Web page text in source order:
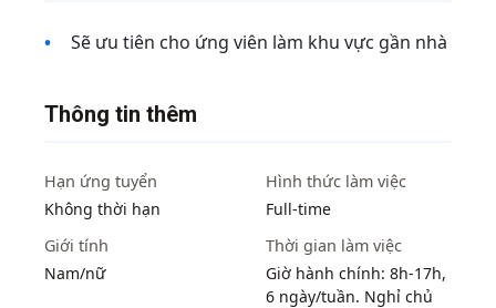
Sẽ ưu tiên cho ứng viên làm khu vực gần nhà
Thông tin thêm
Hạn ứng tuyển
Không thời hạn
Hình thức làm việc
Full-time
Giới tính
Nam/nữ
Thời gian làm việc
Giờ hành chính: 8h-17h,
6 ngày/tuần. Nghỉ chủ